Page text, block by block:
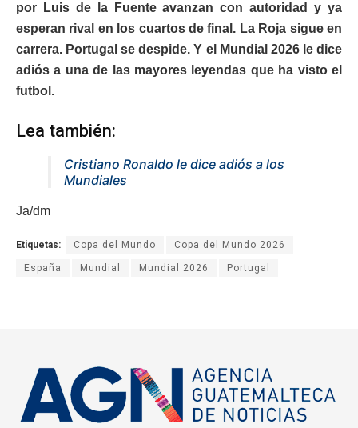
por Luis de la Fuente avanzan con autoridad y ya
esperan rival en los cuartos de final. La Roja sigue en
carrera. Portugal se despide. Y el Mundial 2026 le dice
adiós a una de las mayores leyendas que ha visto el
futbol.
Lea también:
Cristiano Ronaldo le dice adiós a los
Mundiales
Ja/dm
Etiquetas: Copa del Mundo Copa del Mundo 2026
España Mundial Mundial 2026 Portugal